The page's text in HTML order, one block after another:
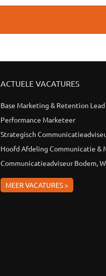
ACTUELE VACATURES
Base Marketing & Retention Lead
Performance Marketeer
Strategisch
Hoofd Afdeling Communicatie &
Communicatieadviseur Bodem,
MEER VACATURES >